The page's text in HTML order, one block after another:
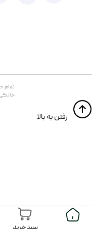
تمام
خانگی
​​رفتن به بالا